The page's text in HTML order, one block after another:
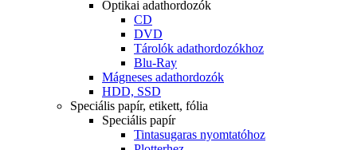
Optikai adathordozók
CD
DVD
Tárolók adathordozókhoz
Blu-Ray
Mágneses adathordozók
HDD, SSD
Speciális papír, etikett, fólia
Speciális papír
Tintasugaras nyomtatóhoz